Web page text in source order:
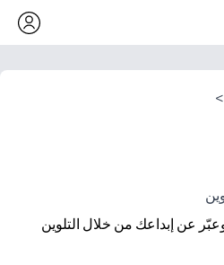
>
عن إبداعك من خلال التلوين